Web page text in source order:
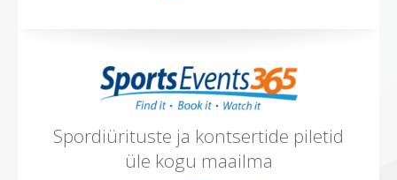
Spordiürituste ja kontsertide piletid
üle kogu maailma